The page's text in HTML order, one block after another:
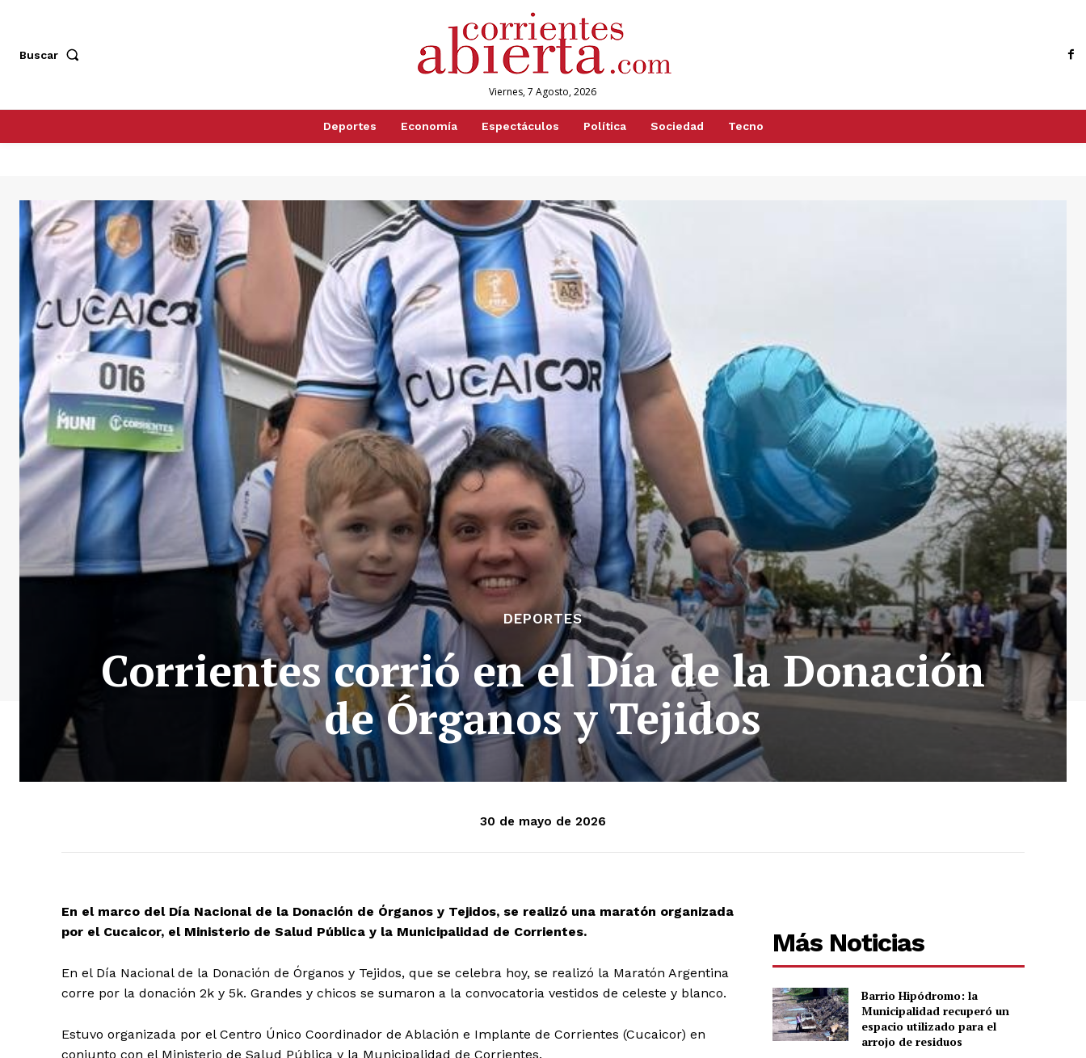
Buscar
Viernes, 7 Agosto, 2026
Deportes Economía Espectáculos Política Sociedad Tecno
DEPORTES
Corrientes corrió en el Día de la Donación
de Órganos y Tejidos
30 de mayo de 2026
En el marco del Día Nacional de la Donación de Órganos y Tejidos, se realizó una maratón organizada
por el Cucaicor, el Ministerio de Salud Pública y la Municipalidad de Corrientes.
En el Día Nacional de la Donación de Órganos y Tejidos, que se celebra hoy, se realizó la Maratón Argentina
corre por la donación 2k y 5k. Grandes y chicos se sumaron a la convocatoria vestidos de celeste y blanco.
Estuvo organizada por el Centro Único Coordinador de Ablación e Implante de Corrientes (Cucaicor) en
conjunto con el Ministerio de Salud Pública y la Municipalidad de Corrientes.
Más Noticias
Barrio Hipódromo: la
Municipalidad recuperó un
espacio utilizado para el
arrojo de residuos